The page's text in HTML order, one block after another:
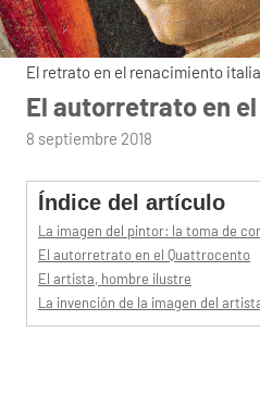
El retrato en el renacimiento
El autorretrato en
por
8 septiembre 2018
Índice del artículo
La imagen del pintor: la toma de
El autorretrato en el Quattrocento
El artista, hombre ilustre
La invención de la imagen del